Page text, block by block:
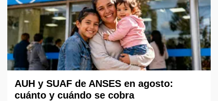
AUH y SUAF de ANSES en agosto:
cuánto y cuándo se cobra